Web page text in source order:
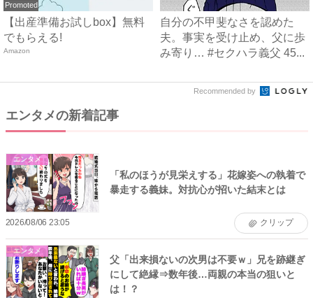
Promoted
【出産準備お試しbox】無料
でもらえる!
Amazon
自分の不甲斐なさを認めた
夫。事実を受け止め、父に歩
み寄り… #セクハラ義父 45...
Recommended by
エンタメの新着記事
エンタメ
「私のほうが見栄えする」花嫁姿への執着で
暴走する義妹。対抗心が招いた結末とは
2026/08/06 23:05 クリップ
エンタメ
父「出来損ないの次男は不要ｗ」兄を跡継ぎ
にして絶縁⇒数年後…両親の本当の狙いと
は！？